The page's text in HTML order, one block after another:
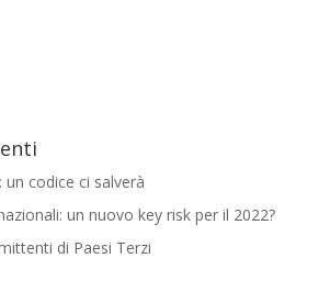
un codice ci salverà
un nuovo key risk per il 2022?
di Paesi Terzi